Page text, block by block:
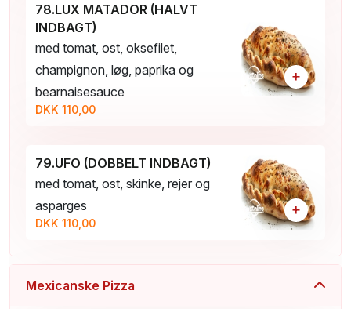
78.LUX MATADOR (HALVT
INDBAGT)
med tomat, ost, oksefilet,
champignon, løg, paprika og
bearnaisesauce
DKK 110,00
+
79.UFO (DOBBELT INDBAGT)
med tomat, ost, skinke, rejer og
asparges
DKK 110,00
+
Mexicanske Pizza